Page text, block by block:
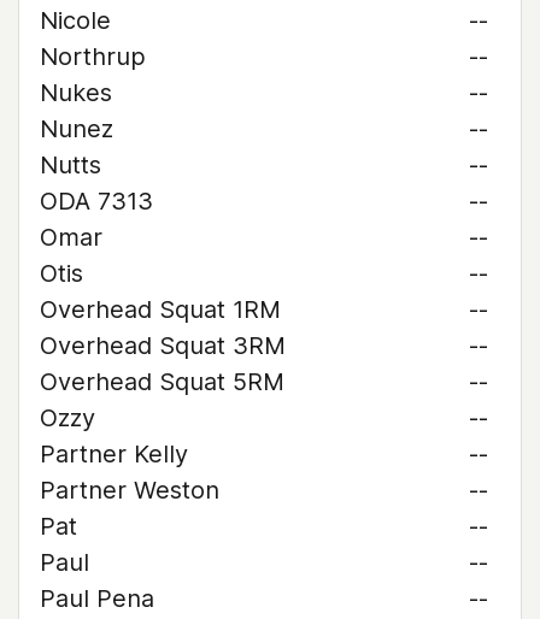
Nicole
--
Northrup
--
Nukes
--
Nunez
--
Nutts
--
ODA 7313
--
Omar
--
Otis
--
Overhead Squat 1RM
--
Overhead Squat 3RM
--
Overhead Squat 5RM
--
Ozzy
--
Partner Kelly
--
Partner Weston
--
Pat
--
Paul
--
Paul Pena
--